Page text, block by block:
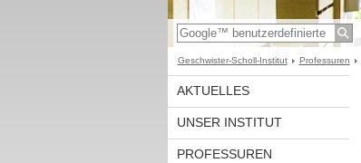
Geschwister-Scholl-Institut Professuren
AKTUELLES
UNSER INSTITUT
PROFESSUREN